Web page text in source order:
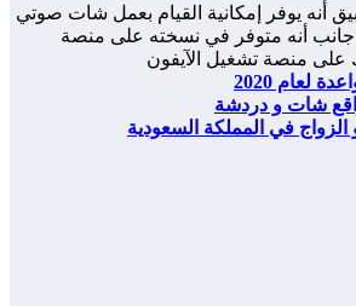
أنه يوفر إمكانية القيام بعمل شات صوتي
جانب أنه متوفر في نسخته على منصة
على منصة تشغيل الآيفون
شات و دردشة
الزواج في المملكة السعودية